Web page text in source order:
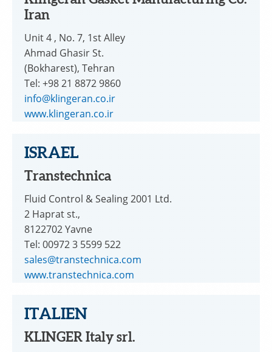
Iran
Unit 4 , No. 7, 1st Alley
Ahmad Ghasir St.
(Bokharest), Tehran
Tel: +98 21 8872 9860
info@klingeran.co.ir
www.klingeran.co.ir
ISRAEL
Transtechnica
Fluid Control & Sealing 2001 Ltd.
2 Haprat st.,
8122702 Yavne
Tel: 00972 3 5599 522
sales@transtechnica.com
www.transtechnica.com
ITALIEN
KLINGER Italy srl.